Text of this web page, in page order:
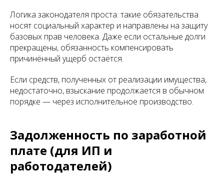
Логика законодателя проста: такие обязательства
носят социальный характер и направлены на защиту
базовых прав человека. Даже если остальные долги
прекращены, обязанность компенсировать
причинённый ущерб остаётся.
Если средств, полученных от реализации имущества,
недостаточно, взыскание продолжается в обычном
порядке — через исполнительное производство.
Задолженность по заработной
плате (для ИП и
работодателей)